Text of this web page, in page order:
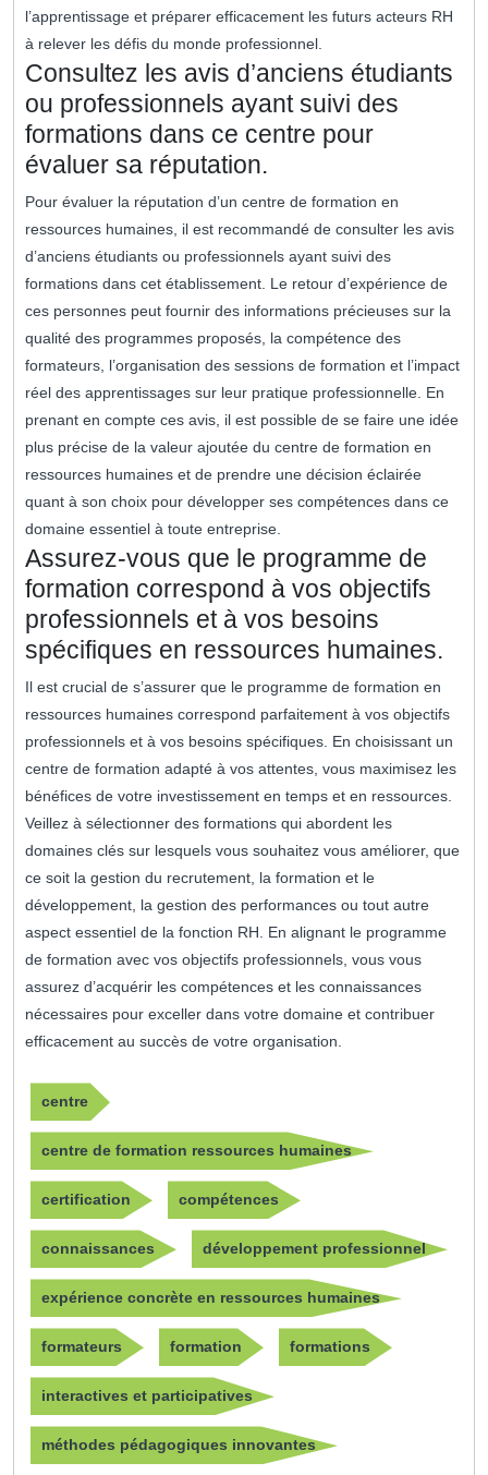
l’apprentissage et préparer efficacement les futurs acteurs RH
à relever les défis du monde professionnel.
Consultez les avis d’anciens étudiants
ou professionnels ayant suivi des
formations dans ce centre pour
évaluer sa réputation.
Pour évaluer la réputation d’un centre de formation en
ressources humaines, il est recommandé de consulter les avis
d’anciens étudiants ou professionnels ayant suivi des
formations dans cet établissement. Le retour d’expérience de
ces personnes peut fournir des informations précieuses sur la
qualité des programmes proposés, la compétence des
formateurs, l’organisation des sessions de formation et l’impact
réel des apprentissages sur leur pratique professionnelle. En
prenant en compte ces avis, il est possible de se faire une idée
plus précise de la valeur ajoutée du centre de formation en
ressources humaines et de prendre une décision éclairée
quant à son choix pour développer ses compétences dans ce
domaine essentiel à toute entreprise.
Assurez-vous que le programme de
formation correspond à vos objectifs
professionnels et à vos besoins
spécifiques en ressources humaines.
Il est crucial de s’assurer que le programme de formation en
ressources humaines correspond parfaitement à vos objectifs
professionnels et à vos besoins spécifiques. En choisissant un
centre de formation adapté à vos attentes, vous maximisez les
bénéfices de votre investissement en temps et en ressources.
Veillez à sélectionner des formations qui abordent les
domaines clés sur lesquels vous souhaitez vous améliorer, que
ce soit la gestion du recrutement, la formation et le
développement, la gestion des performances ou tout autre
aspect essentiel de la fonction RH. En alignant le programme
de formation avec vos objectifs professionnels, vous vous
assurez d’acquérir les compétences et les connaissances
nécessaires pour exceller dans votre domaine et contribuer
efficacement au succès de votre organisation.
centre
centre de formation ressources humaines
certification compétences
connaissances développement professionnel
expérience concrète en ressources humaines
formateurs formation formations
interactives et participatives
méthodes pédagogiques innovantes